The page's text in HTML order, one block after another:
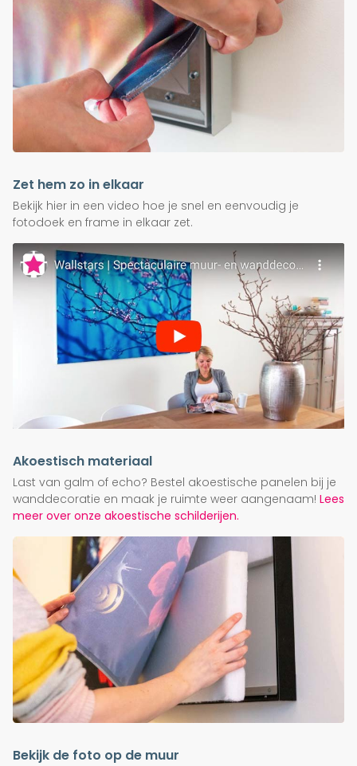
Zet hem zo in elkaar
Bekijk hier in een video hoe je snel en eenvoudig je
fotodoek en frame in elkaar zet.
Akoestisch materiaal
Last van galm of echo? Bestel akoestische panelen bij je
wanddecoratie en maak je ruimte weer aangenaam! Lees
meer over onze akoestische schilderijen.
Bekijk de foto op de muur